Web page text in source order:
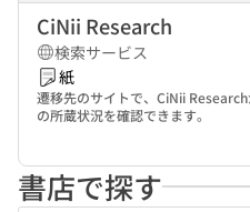
CiNii Research
検索サービス
紙
遷移先のサイトで、CiNii
の所蔵状況を確認できます。
書店で探す